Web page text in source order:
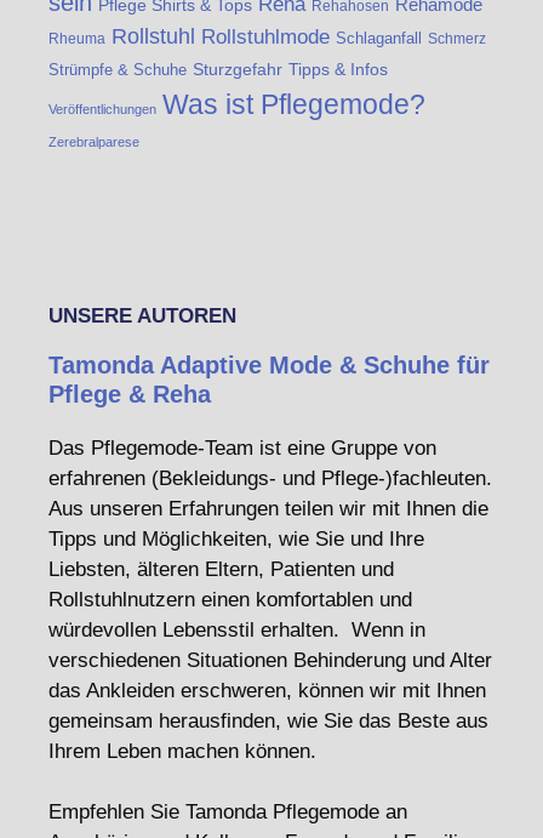
Pflege Shirts & Tops Rehahosen
Rheuma Rollstuhl Rollstuhlmode Schlaganfall Schmerz
Strümpfe & Schuhe Sturzgefahr Tipps & Infos
Veröffentlichungen Was ist Pflegemode?
Zerebralparese
UNSERE AUTOREN
Tamonda Adaptive Mode & Schuhe für
Pflege & Reha
Das Pflegemode-Team ist eine Gruppe von
erfahrenen (Bekleidungs- und Pflege-)fachleuten.
Aus unseren Erfahrungen teilen wir mit Ihnen die
Tipps und Möglichkeiten, wie Sie und Ihre
Liebsten, älteren Eltern, Patienten und
Rollstuhlnutzern einen komfortablen und
würdevollen Lebensstil erhalten. Wenn in
verschiedenen Situationen Behinderung und Alter
das Ankleiden erschweren, können wir mit Ihnen
gemeinsam herausfinden, wie Sie das Beste aus
Ihrem Leben machen können.
Empfehlen Sie Tamonda Pflegemode an